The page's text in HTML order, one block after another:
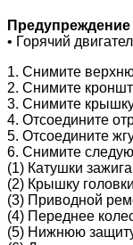
Предупреждение
• Горячий
1. Снимите
2. Снимите
3. Снимите
4. Отсоедините
5. Отсоедините
6. Снимите
(1) Катушки
(2) Крышку
(3) Приводной
(4) Переднее
(5) Нижнюю